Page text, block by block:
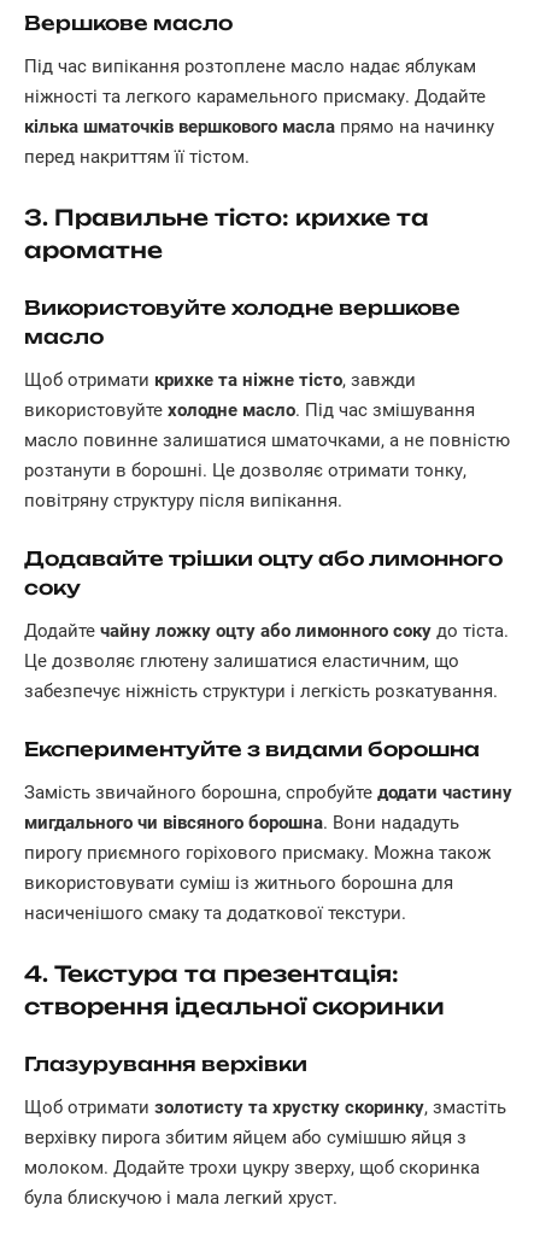
Вершкове масло
Під час випікання розтоплене масло надає яблукам
ніжності та легкого карамельного присмаку. Додайте
кілька шматочків вершкового масла прямо на начинку
перед накриттям її тістом.
3. Правильне тісто: крихке та
ароматне
Використовуйте холодне вершкове
масло
Щоб отримати крихке та ніжне тісто, завжди
використовуйте холодне масло. Під час змішування
масло повинне залишатися шматочками, а не повністю
розтанути в борошні. Це дозволяє отримати тонку,
повітряну структуру після випікання.
Додавайте трішки оцту або лимонного
соку
Додайте чайну ложку оцту або лимонного соку до тіста.
Це дозволяє глютену залишатися еластичним, що
забезпечує ніжність структури і легкість розкатування.
Експериментуйте з видами борошна
Замість звичайного борошна, спробуйте додати частину
мигдального чи вівсяного борошна. Вони нададуть
пирогу приємного горіхового присмаку. Можна також
використовувати суміш із житнього борошна для
насиченішого смаку та додаткової текстури.
4. Текстура та презентація:
створення ідеальної скоринки
Глазурування верхівки
Щоб отримати золотисту та хрустку скоринку, змастіть
верхівку пирога збитим яйцем або сумішшю яйця з
молоком. Додайте трохи цукру зверху, щоб скоринка
була блискучою і мала легкий хруст.